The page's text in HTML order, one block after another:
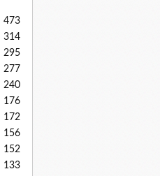
473
314
295
277
240
176
172
156
152
133